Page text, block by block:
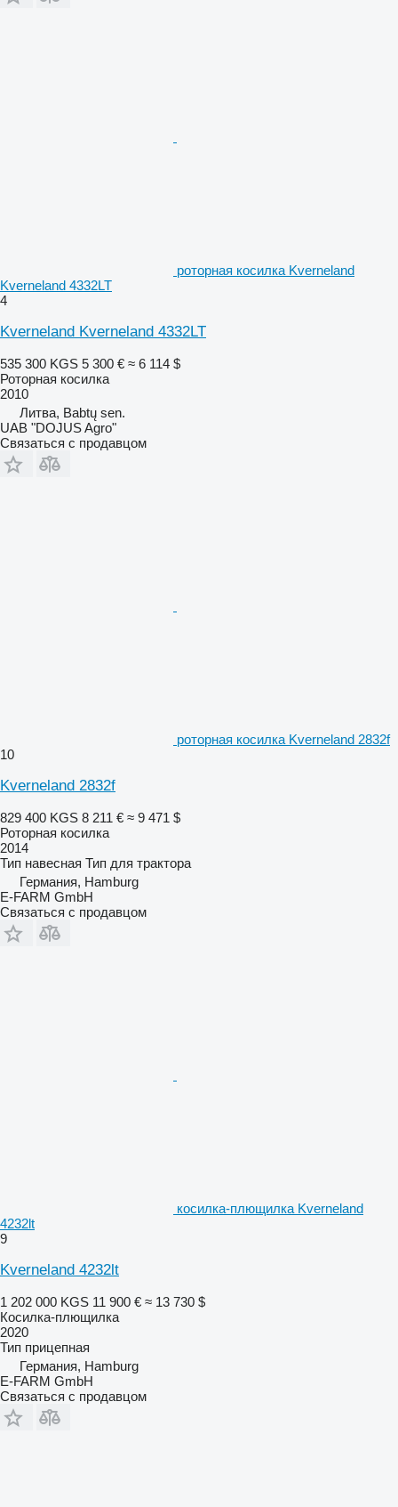
роторная косилка Kverneland
Kverneland 4332LT
4
Kverneland Kverneland 4332LT
535 300 KGS 5 300 € ≈ 6 114 $
Роторная косилка
2010
Литва, Babtų sen.
UAB "DOJUS Agro"
Связаться с продавцом
роторная косилка Kverneland 2832f
10
Kverneland 2832f
829 400 KGS 8 211 € ≈ 9 471 $
Роторная косилка
2014
Тип навесная Тип для трактора
Германия, Hamburg
E-FARM GmbH
Связаться с продавцом
косилка-плющилка Kverneland
4232lt
9
Kverneland 4232lt
1 202 000 KGS 11 900 € ≈ 13 730 $
Косилка-плющилка
2020
Тип прицепная
Германия, Hamburg
E-FARM GmbH
Связаться с продавцом